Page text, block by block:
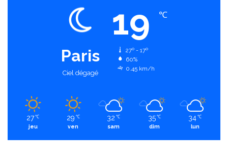
Paris
Ciel dégagé
19 ℃
27º - 17º
60%
0.45 km/h
27 ℃
jeu
29 ℃
ven
32 ℃
sam
35 ℃
dim
34 ℃
lun